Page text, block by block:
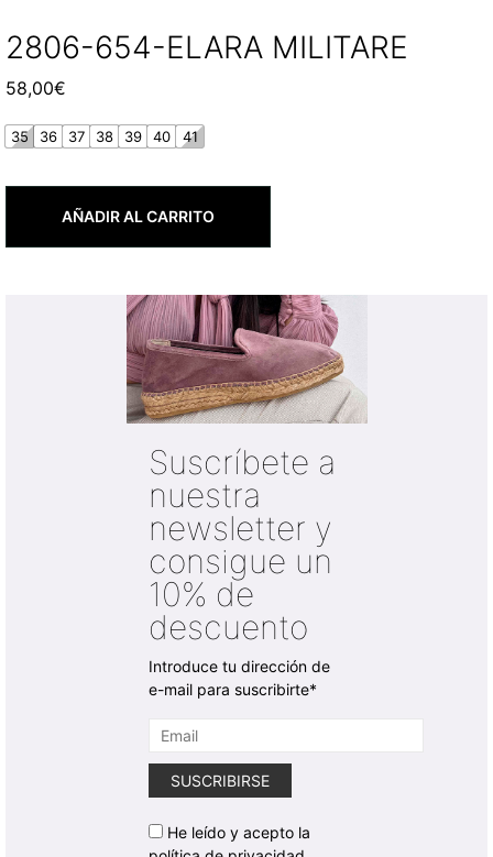
2806-654-ELARA MILITARE
58,00€
35 36 37 38 39 40 41
AÑADIR AL CARRITO
Suscríbete a
nuestra
newsletter y
consigue un
10% de
descuento
Introduce tu dirección de
e-mail para suscribirte*
He leído y acepto la